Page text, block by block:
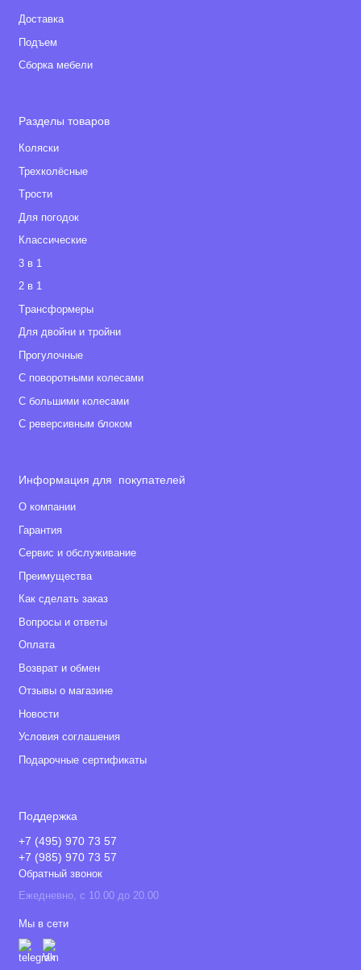
Доставка
Подъем
Сборка мебели
Разделы товаров
Коляски
Трехколёсные
Tрости
Для погодок
Классические
3 в 1
2 в 1
Tрансформеры
Для двойни и тройни
Прогулочные
С поворотными колесами
С большими колесами
С реверсивным блоком
Информация для покупателей
О компании
Гарантия
Сервис и обслуживание
Преимущества
Как сделать заказ
Вопросы и ответы
Оплата
Возврат и обмен
Отзывы о магазине
Новости
Условия соглашения
Подарочные сертификаты
Поддержка
+7 (495) 970 73 57
+7 (985) 970 73 57
Обратный звонок
Ежедневно, с 10.00 до 20.00
Мы в сети